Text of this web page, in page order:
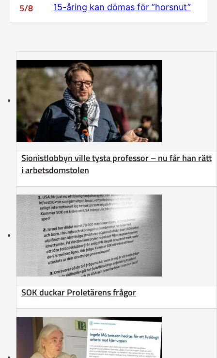
5/8 15-åring kan dömas för ”horsnut”
Sionistlobbyn ville tysta professor – nu får han rätt
i arbetsdomstolen
SOK duckar Proletärens frågor